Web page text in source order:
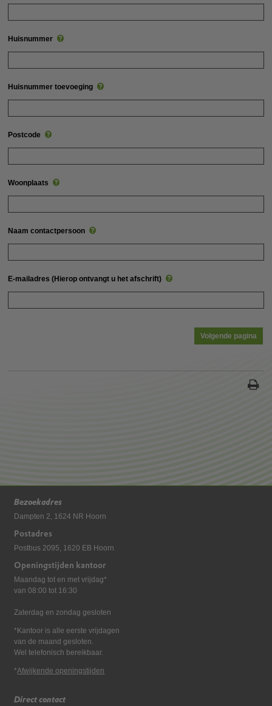
Huisnummer
Huisnummer toevoeging
Postcode
Woonplaats
Naam contactpersoon
E-mailadres (Hierop ontvangt u het afschrift)
Bezoekadres
Dampten 2, 1624 NR Hoorn
Postadres
Postbus 2095, 1620 EB Hoorn
Openingstijden kantoor
Maandag tot en met vrijdag*
van 08:00 tot 16:30
Zaterdag en zondag gesloten
*Kantoor is alle eerste vrijdagen
van de maand gesloten.
Wel telefonisch bereikbaar.
*Afwijkende openingstijden
Direct contact